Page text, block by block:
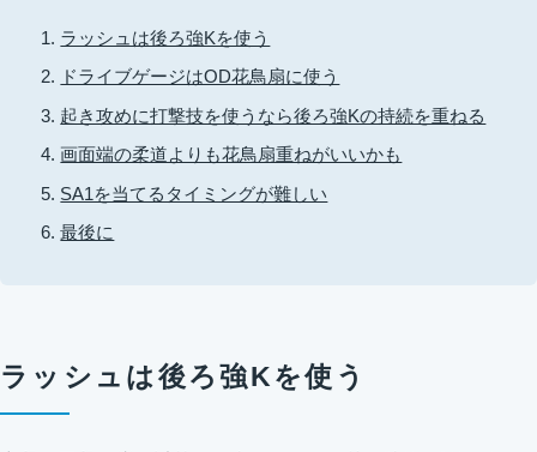
ラッシュは後ろ強Kを使う
ドライブゲージはOD花鳥扇に使う
起き攻めに打撃技を使うなら後ろ強Kの持続を重ねる
画面端の柔道よりも花鳥扇重ねがいいかも
SA1を当てるタイミングが難しい
最後に
ラッシュは後ろ強Kを使う